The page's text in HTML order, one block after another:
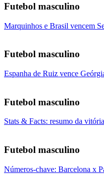
Futebol masculino
Marquinhos e Brasil vencem
Futebol masculino
Espanha de Ruiz vence
Futebol masculino
Stats & Facts: resumo da
Futebol masculino
Números-chave: Barcelona x